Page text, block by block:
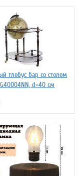
глобус бар со столом
d=40 см